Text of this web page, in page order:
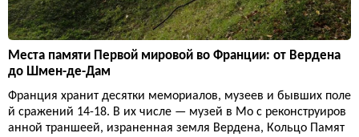
Места памяти Первой мировой во Франции: от Вердена
до Шмен-де-Дам
Франция хранит десятки мемориалов, музеев и бывших поле
й сражений 14-18. В их числе — музей в Мо с реконструиров
анной траншеей, израненная земля Вердена, Кольцо Памят